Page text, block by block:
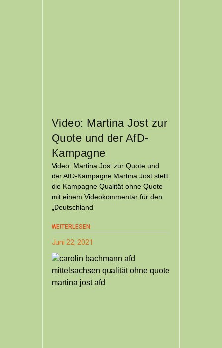
Video: Martina Jost zur
Quote und der AfD-
Kampagne
Video: Martina Jost zur Quote und
der AfD-Kampagne Martina Jost stellt
die Kampagne Qualität ohne Quote
mit einem Videokommentar für den
„Deutschland
WEITERLESEN
Juni 22, 2021